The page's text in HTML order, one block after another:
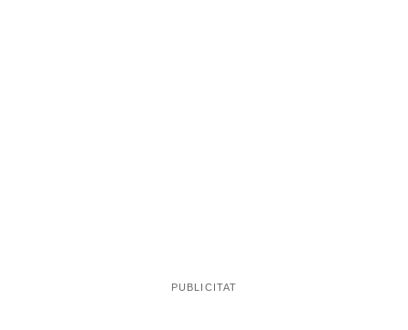
en relació amb la resta de mercaderia transportada pel